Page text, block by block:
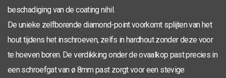
beschadiging van de coating nihil.
De unieke zelfborende diamond-point voorkomt splijten van het
hout tijdens het inschroeven, zelfs in hardhout zonder deze voor
te hoeven boren. De verdikking onder de ovaalkop past precies in
een schroefgat van ø 8mm past zorgt voor een stevige